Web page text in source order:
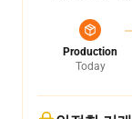
Production
Today